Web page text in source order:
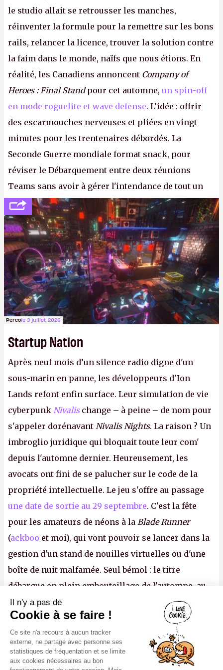
le studio allait se retrousser les manches,
réinventer la formule pour la remettre sur les bons
rails, relancer la licence, trouver la solution contre
la faim dans le monde, naïfs que nous étions. En
réalité, les Canadiens annoncent Company of
Heroes : Final Standpour cet automne, un spin-off
en mode roguelite et wave defense. L’idée : offrir
des escarmouches nerveuses et pliées en vingt
minutes pour les trentenaires débordés. La
Seconde Guerre mondiale format snack, pour
réviser le Débarquement entre deux réunions
Teams sans avoir à gérer l'intendance de tout un
continent. Pauvre ackboo, après avoir uriné sur ses
bottes, Relic vient donc de déféquer dans son
casque.P.
Percole 3 juillet 2026
Startup Nation
Après neuf mois d’un silence radio digne d'un
sous-marin en panne, les développeurs d'Ion
Lands refont enfin surface. Leur simulation de vie
cyberpunk Nivalis change – à peine – de nom pour
s'appeler dorénavant Nivalis Nights. La raison ? Un
imbroglio juridique qui bloquait toute leur com'
depuis l'automne dernier. Heureusement, les
avocats ont fini de se palucher sur le code de la
propriété intellectuelle. Le jeu s'offre au passage
une date de sortie au 29 septembre. C'est la fête
pour les amateurs de néons à la Blade Runner
(ackboo et moi), qui vont pouvoir se lancer dans la
gestion d'un stand de nouilles virtuelles ou d'une
boîte de nuit malfamée. Seul bémol : le titre
débarque en plein embouteillage de l'automne, au
milieu d'une douzaine de blockbusters. Préparez-
vous à poser des RTT ou à simuler une dysenterie
foudroyante pour avoir le temps d'écluser tout ça.
P.
Canard PC
Kiosque numérique
Boutique
Il n'y a pas de
Cookie à se faire !
Ce site n'a recours à aucun tracker
externe, ne partage avec personne ses
statistiques de fréquentation et se limite
aux cookies nécessaires au bon